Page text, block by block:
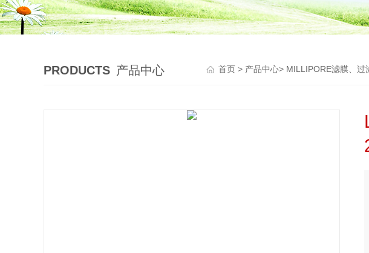
PRODUCTS 产品中心 首页 > 产品中心> MILLIPORE滤膜、过